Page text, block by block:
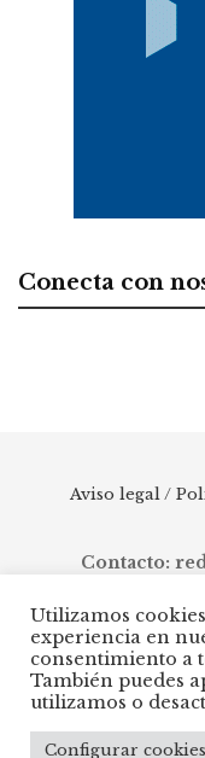
Conecta con
Aviso legal /
Contacto:
© 2025 AZ Costa del
Manilva, pasando por
Mijas, Ojén,
Utilizamos
experiencia en
consentimiento a
También puedes
utilizamos o
Configurar cookies